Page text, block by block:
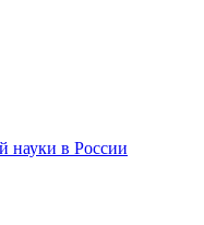
науки в России